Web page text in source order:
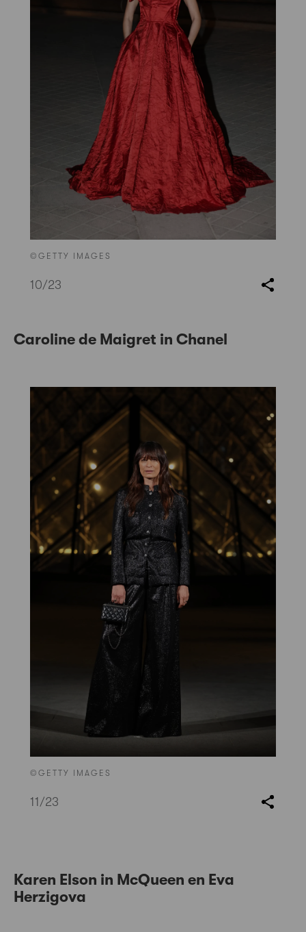
©GETTY IMAGES
10/23
Caroline de Maigret in Chanel
©GETTY IMAGES
11 /23
Karen Elson in McQueen en Eva
Herzigova